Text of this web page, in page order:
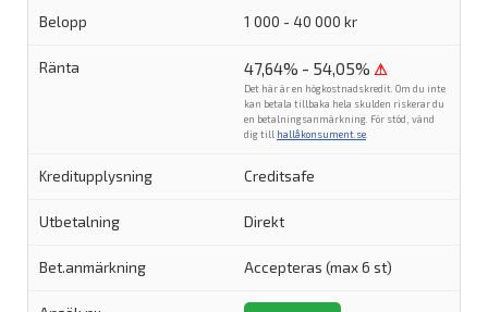
1 000 - 40 000 kr
47,64% - 54,05% ⚠
Det här är en högkostnadskredit. Om du inte
kan betala tillbaka hela skulden riskerar du
en betalningsanmärkning. För stöd, vänd
dig till hallåkonsument.se
Creditsafe
Direkt
Accepteras (max 6 st)